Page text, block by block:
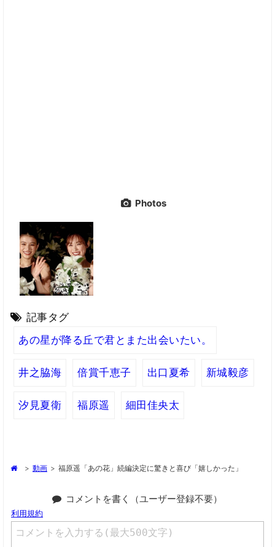
Photos
記事タグ
あの星が降る丘で君とまた出会いたい。
井之脇海 倍賞千恵子 出口夏希 新城毅彦
汐見夏衛 福原遥 細田佳央太
> 動画 > 福原遥「あの花」続編決定に驚きと喜び「嬉しかった」
コメントを書く（ユーザー登録不要）